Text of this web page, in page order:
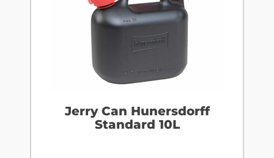
Jerry Can Hunersdorff
Standard 10L